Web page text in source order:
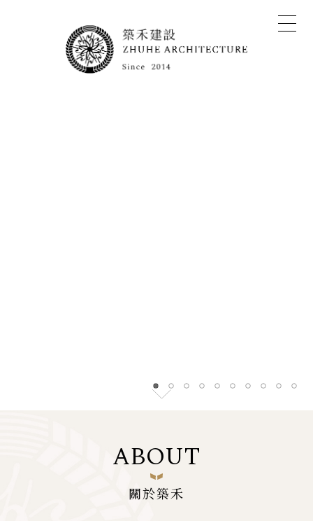
ABOUT
關於築禾